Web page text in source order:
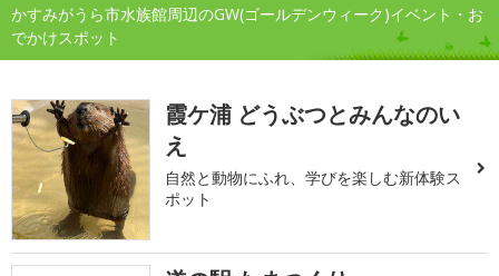
かすみがうら市水族館周辺のGW(ゴールデンウィーク)イベント・お
でかけスポット
霞ケ浦 どうぶつとみんなのい
え
自然と動物にふれ、学びを楽しむ新体験ス
ポット